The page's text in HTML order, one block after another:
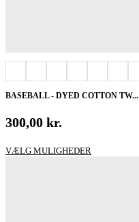
BASEBALL - DYED COTTON TW...
300,00 kr.
VÆLG MULIGHEDER